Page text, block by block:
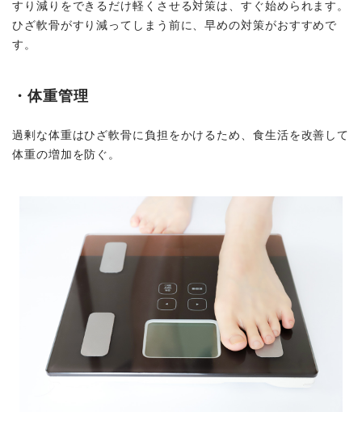
すり減りをできるだけ軽くさせる対策は、すぐ始められます。
ひざ軟骨がすり減ってしまう前に、早めの対策がおすすめで
す。
・体重管理
過剰な体重はひざ軟骨に負担をかけるため、食生活を改善して
体重の増加を防ぐ。